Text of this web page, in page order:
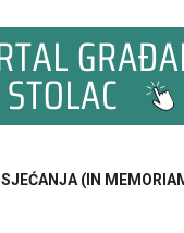
SJEĆANJA (IN